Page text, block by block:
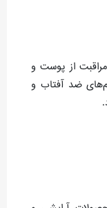
از پوست و
ضد آفتاب و